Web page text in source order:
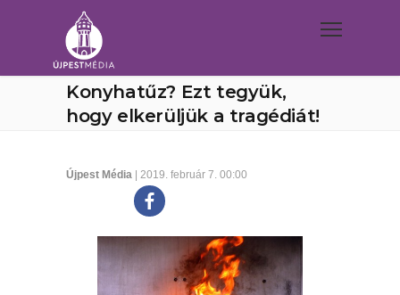
Konyhatűz? Ezt tegyük,
hogy elkerüljük a tragédiát!
Újpest Média | 2019. február 7. 00:00